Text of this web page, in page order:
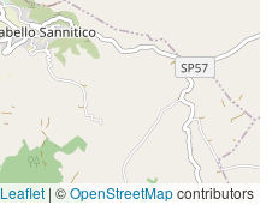
Leaflet | ©OpenStreetMapcontributors